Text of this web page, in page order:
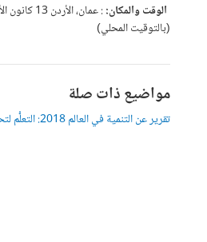
الوقت والمكان:
(بالتوقيت المحلي)
مواضيع ذات صلة
تقرير عن التنمية في العالم 2018: التعلُّم لتحقيق الدور المُنتظر من التعليم